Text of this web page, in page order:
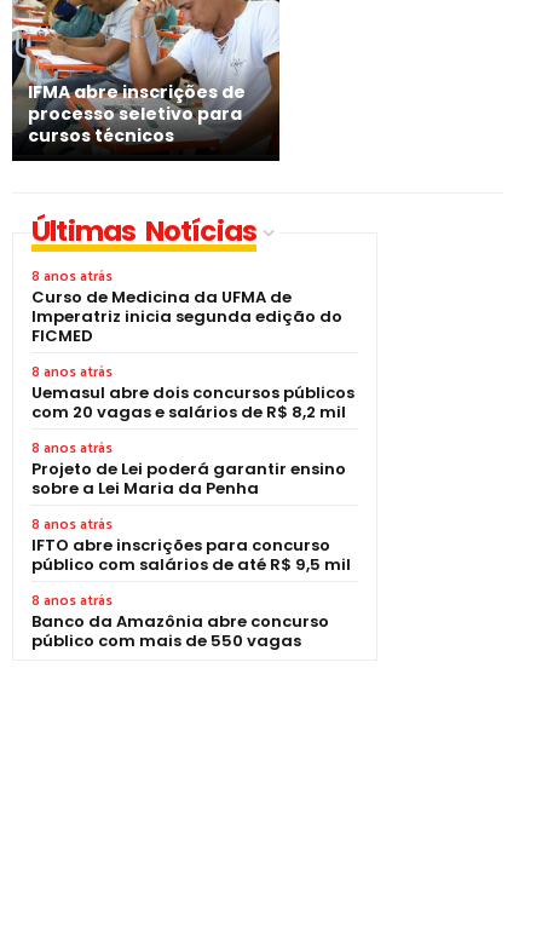
IFMA abre inscrições de
processo seletivo para
cursos técnicos
Últimas Notícias
8 anos atrás
Curso de Medicina da UFMA de
Imperatriz inicia segunda edição do
FICMED
8 anos atrás
Uemasul abre dois concursos públicos
com 20 vagas e salários de R$ 8,2 mil
8 anos atrás
Projeto de Lei poderá garantir ensino
sobre a Lei Maria da Penha
8 anos atrás
IFTO abre inscrições para concurso
público com salários de até R$ 9,5 mil
8 anos atrás
Banco da Amazônia abre concurso
público com mais de 550 vagas